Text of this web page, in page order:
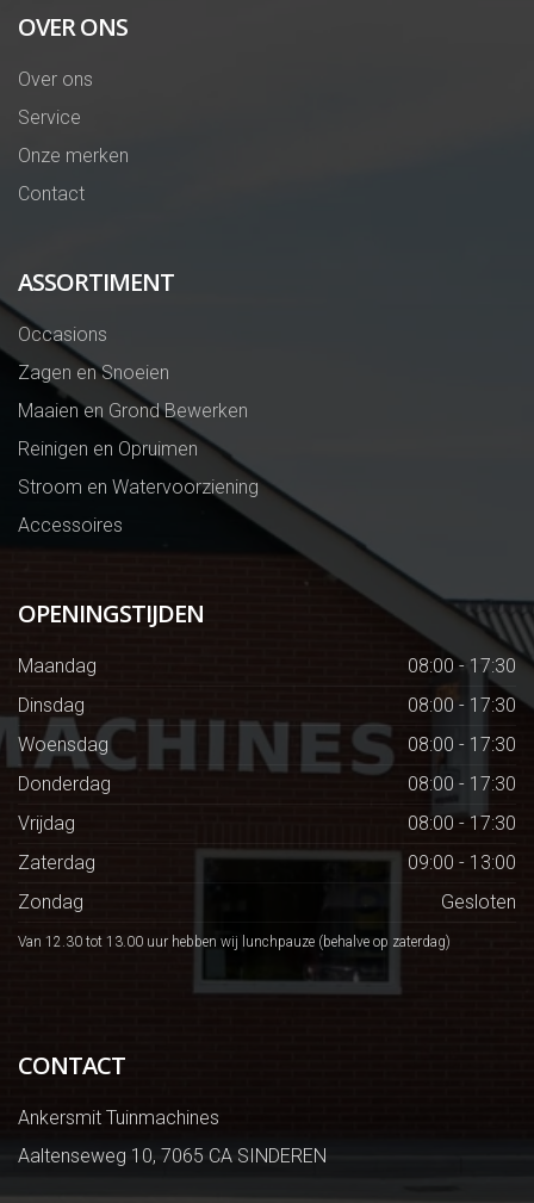
OVER ONS
Over ons
Service
Onze merken
Contact
ASSORTIMENT
Occasions
Zagen en Snoeien
Maaien en Grond Bewerken
Reinigen en Opruimen
Stroom en Watervoorziening
Accessoires
OPENINGSTIJDEN
Maandag
08:00 - 17:30
Dinsdag
08:00 - 17:30
Woensdag
08:00 - 17:30
Donderdag
08:00 - 17:30
Vrijdag
08:00 - 17:30
Zaterdag
09:00 - 13:00
Zondag
Gesloten
Van 12.30 tot 13.00 uur hebben wij lunchpauze (behalve op zaterdag)
CONTACT
Ankersmit Tuinmachines
Aaltenseweg 10, 7065 CA SINDEREN